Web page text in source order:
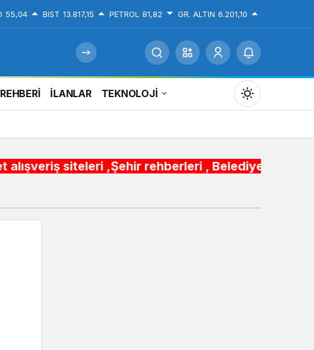
55,04 BIST 13.817,15 PETROL 81,82 GR. ALTIN 6.201,10
İLANLAR TEKNOLOJİ
Mod
değiştir
siteleri ,Şehir rehberleri , Belediye